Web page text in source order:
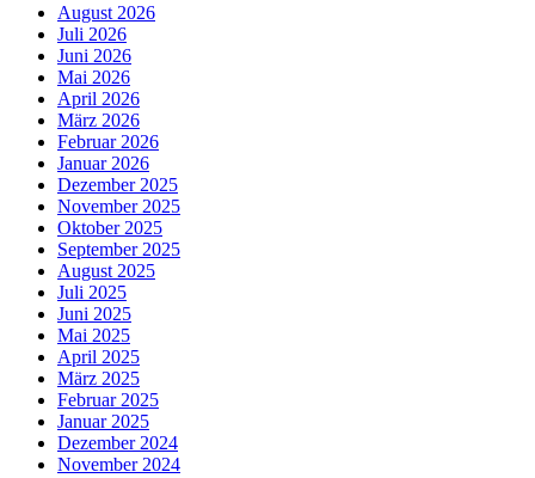
August 2026
Juli 2026
Juni 2026
Mai 2026
April 2026
März 2026
Februar 2026
Januar 2026
Dezember 2025
November 2025
Oktober 2025
September 2025
August 2025
Juli 2025
Juni 2025
Mai 2025
April 2025
März 2025
Februar 2025
Januar 2025
Dezember 2024
November 2024